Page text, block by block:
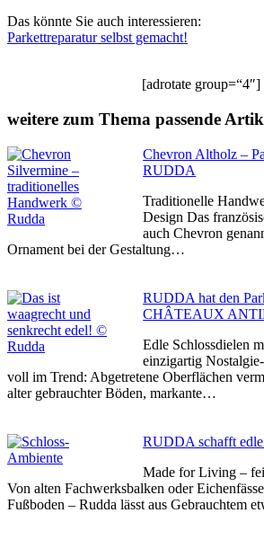
Das könnte Sie auch interessieren:
Parkettreparatur selbst gemacht!
[adrotate group=“4″]
weitere zum Thema passende
Chevron Altholz –
RUDDA
Traditionelle
Design Das
auch Chevron
Ornament bei der Gestaltung…
RUDDA hat den
CHÂTEAUX
Edle Schlossdielen
einzigartig
voll im Trend: Abgetretene Oberflächen
alter gebrauchter Böden, markante…
RUDDA schafft
Made for Living –
Von alten Fachwerksbalken oder
Fußboden – Rudda lässt aus Gebrauchtem